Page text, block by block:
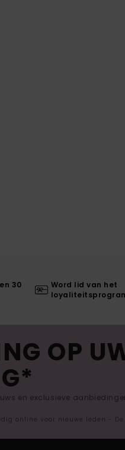
30
Word lid van het
OP
en exclusieve
online voor nieuwe leden -